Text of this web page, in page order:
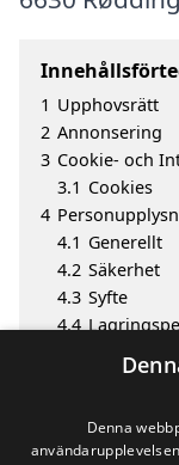
1 Upphovsrätt
2 Annonsering
3 Cookie- och
3.1 Cookies
4
4.1 Generellt
4.2 Säkerhet
4.3 Syfte
4.4
Denna